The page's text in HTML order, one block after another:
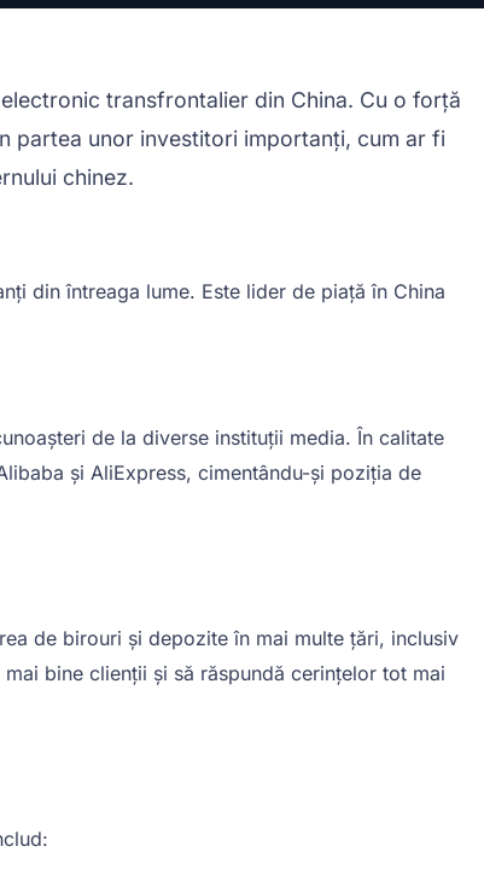
transfrontalier din China. Cu o forță
partea unor investitori importanți, cum ar fi
chinez.
din întreaga lume. Este lider de piață în China
de la diverse instituții media. În calitate
și AliExpress, cimentându-și poziția de
de birouri și depozite în mai multe țări, inclusiv
bine clienții și să răspundă cerințelor tot mai